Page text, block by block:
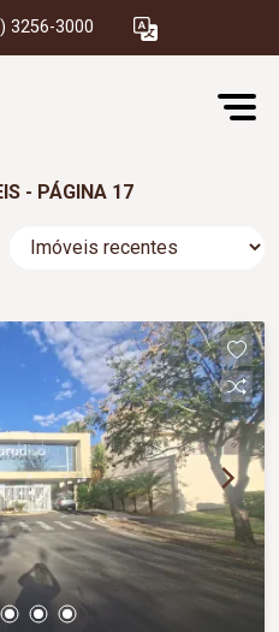
3256-3000
- PÁGINA 17